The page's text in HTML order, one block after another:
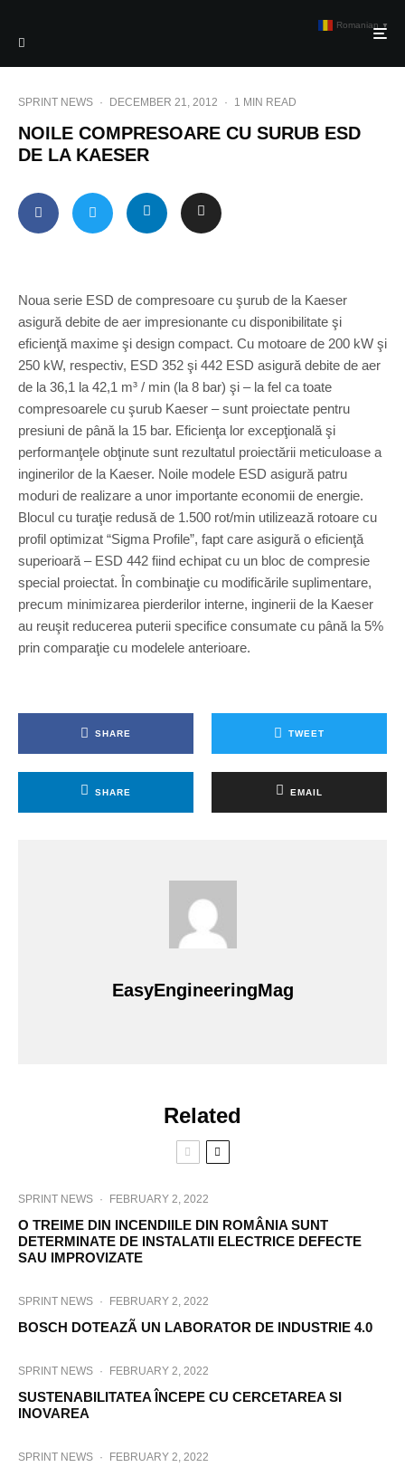
SPRINT NEWS · DECEMBER 21, 2012 · 1 MIN READ
NOILE COMPRESOARE CU SURUB ESD
DE LA KAESER
Noua serie ESD de compresoare cu şurub de la Kaeser
asigură debite de aer impresionante cu disponibilitate şi
eficienţă maxime şi design compact. Cu motoare de 200 kW şi
250 kW, respectiv, ESD 352 şi 442 ESD asigură debite de aer
de la 36,1 la 42,1 m³ / min (la 8 bar) şi – la fel ca toate
compresoarele cu şurub Kaeser – sunt proiectate pentru
presiuni de până la 15 bar. Eficienţa lor excepţională şi
performanţele obţinute sunt rezultatul proiectării meticuloase a
inginerilor de la Kaeser. Noile modele ESD asigură patru
moduri de realizare a unor importante economii de energie.
Blocul cu turaţie redusă de 1.500 rot/min utilizează rotoare cu
profil optimizat “Sigma Profile”, fapt care asigură o eficienţă
superioară – ESD 442 fiind echipat cu un bloc de compresie
special proiectat. În combinaţie cu modificările suplimentare,
precum minimizarea pierderilor interne, inginerii de la Kaeser
au reuşit reducerea puterii specifice consumate cu până la 5%
prin comparaţie cu modelele anterioare.
SHARE TWEET
SHARE EMAIL
EasyEngineeringMag
Related
SPRINT NEWS · FEBRUARY 2, 2022
O TREIME DIN INCENDIILE DIN ROMÂNIA SUNT
DETERMINATE DE INSTALATII ELECTRICE DEFECTE
SAU IMPROVIZATE
SPRINT NEWS · FEBRUARY 2, 2022
BOSCH DOTEAZÃ UN LABORATOR DE INDUSTRIE 4.0
SPRINT NEWS · FEBRUARY 2, 2022
SUSTENABILITATEA ÎNCEPE CU CERCETAREA SI
INOVAREA
SPRINT NEWS · FEBRUARY 2, 2022
Romanian ▼